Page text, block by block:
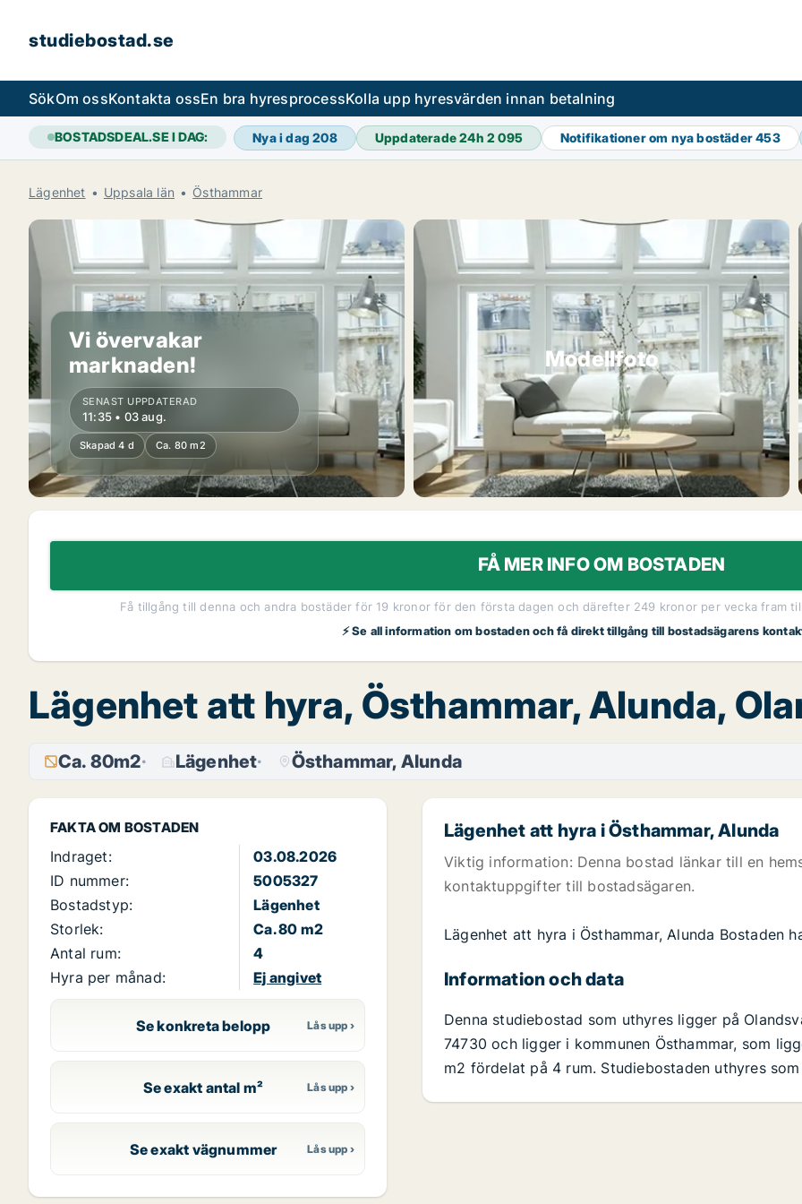
studiebostad.se
SökOm ossKontakta ossEn bra hyresprocessKolla upp hyresvärden innan betalning
BOSTADSDEAL.SE I DAG: Nya i dag208 Uppdaterade 24h2 095 Notifikationer om nya bostäder453
Lägenhet Uppsala län Östhammar
Vi övervakar
marknaden!
SENAST UPPDATERAD
11:35 • 03 aug.
Skapad 4 d Ca. 80 m2
Modellfoto
FÅ MER INFO OM BOSTADEN
Få tillgång till denna och andra bostäder för 19 kronor för den första dagen och därefter 249 kronor per vecka fram
⚡ Se all information om bostaden och få direkt tillgång till bostadsägarens
Lägenhet att hyra, Östhammar, Alunda,
Ca. 80m2 Lägenhet Östhammar, Alunda
FAKTA OM BOSTADEN
Indraget:
03.08.2026
ID nummer:
5005327
Bostadstyp:
Lägenhet
Storlek:
Ca. 80 m2
Antal rum:
4
Hyra per månad:
Ej angivet
Se konkreta belopp
Se exakt antal m²
Se exakt vägnummer
Lägenhet att hyra i Östhammar, Alunda
Viktig information: Denna bostad länkar till en
kontaktuppgifter till bostadsägaren.
Lägenhet att hyra i Östhammar, Alunda Bostaden
Information och data
Denna studiebostad som uthyres ligger på
74730 och ligger i kommunen Östhammar, som
m2 fördelat på 4 rum. Studiebostaden uthyres